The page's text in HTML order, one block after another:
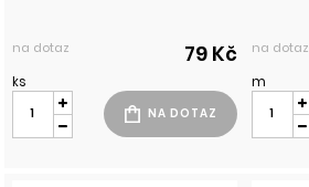
na dotaz 79 Kč
ks
na dotaz
m